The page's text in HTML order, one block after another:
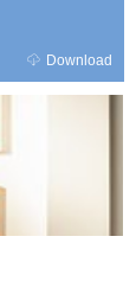
Download